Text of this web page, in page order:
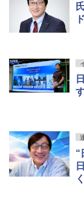
“